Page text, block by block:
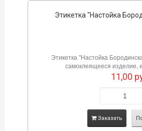
Этикетка "Настойка
Этикетка "Настойка
самоклеящееся изделие,
11,00
Заказать